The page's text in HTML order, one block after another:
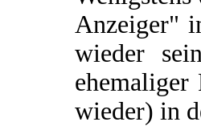
Anzeiger"
wieder
ehemaliger
wieder) in